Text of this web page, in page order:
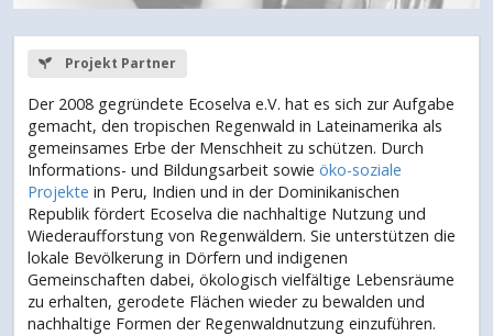
Projekt Partner
Der 2008 gegründete Ecoselva e.V. hat es sich zur Aufgabe
gemacht, den tropischen Regenwald in Lateinamerika als
gemeinsames Erbe der Menschheit zu schützen. Durch
Informations- und Bildungsarbeit sowie öko-soziale
Projekte in Peru, Indien und in der Dominikanischen
Republik fördert Ecoselva die nachhaltige Nutzung und
Wiederaufforstung von Regenwäldern. Sie unterstützen die
lokale Bevölkerung in Dörfern und indigenen
Gemeinschaften dabei, ökologisch vielfältige Lebensräume
zu erhalten, gerodete Flächen wieder zu bewalden und
nachhaltige Formen der Regenwaldnutzung einzuführen.